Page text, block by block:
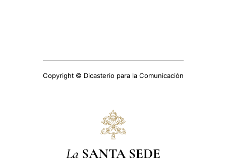
Copyright © Dicasterio para la Comunicación
La SANTA SEDE